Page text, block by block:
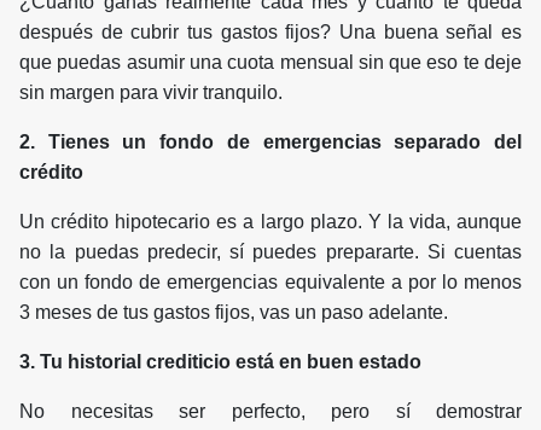
después de cubrir tus gastos fijos? Una buena señal es
que puedas asumir una cuota mensual sin que eso te deje
sin margen para vivir tranquilo.
2. Tienes un fondo de emergencias separado del
crédito
Un crédito hipotecario es a largo plazo. Y la vida, aunque
no la puedas predecir, sí puedes prepararte. Si cuentas
con un fondo de emergencias equivalente a por lo menos
3 meses de tus gastos fijos, vas un paso adelante.
3. Tu historial crediticio está en buen estado
No necesitas ser perfecto, pero sí demostrar